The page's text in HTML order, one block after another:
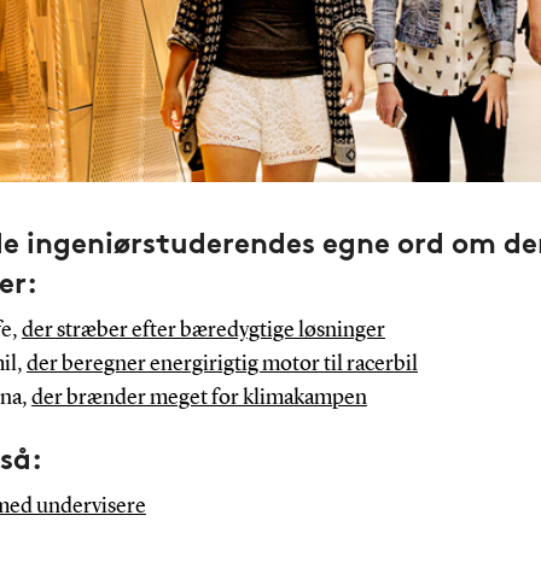
ingeniørstuderendes egne ord om
der stræber efter bæredygtige løsninger
der beregner energirigtig motor til racerbil
der brænder meget for klimakampen
undervisere